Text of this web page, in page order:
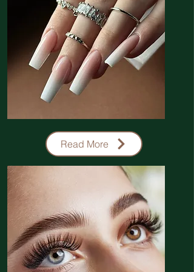
Nail
Read More